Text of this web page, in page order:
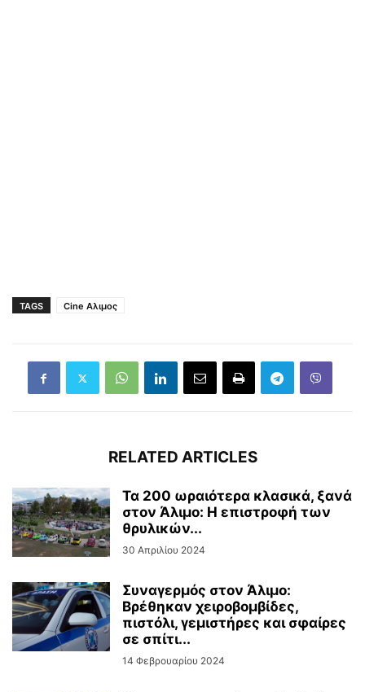
TAGS Cine Αλιμος
RELATED ARTICLES
Τα 200 ωραιότερα κλασικά, ξανά
στον Άλιμο: Η επιστροφή των
θρυλικών...
30 Απριλίου 2024
Συναγερμός στον Άλιμο:
Βρέθηκαν χειροβομβίδες,
πιστόλι, γεμιστήρες και σφαίρες
σε σπίτι...
14 Φεβρουαρίου 2024